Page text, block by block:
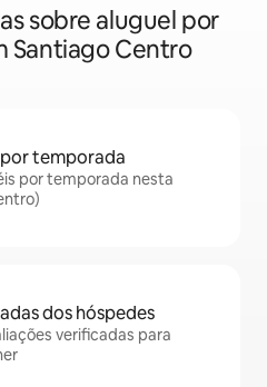
sobre aluguel por
Santiago Centro
temporada
por temporada nesta
dos hóspedes
verificadas para